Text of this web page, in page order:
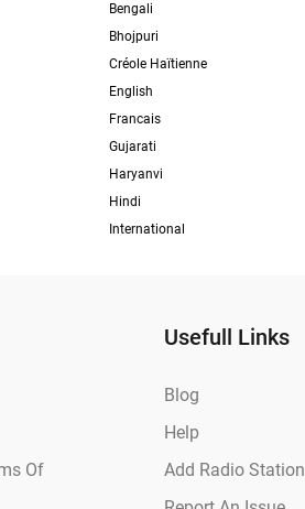
Bengali
Bhojpuri
Créole Haïtienne
English
Francais
Gujarati
Haryanvi
Hindi
International
Of
Usefull Links
Blog
Help
Add Radio Station